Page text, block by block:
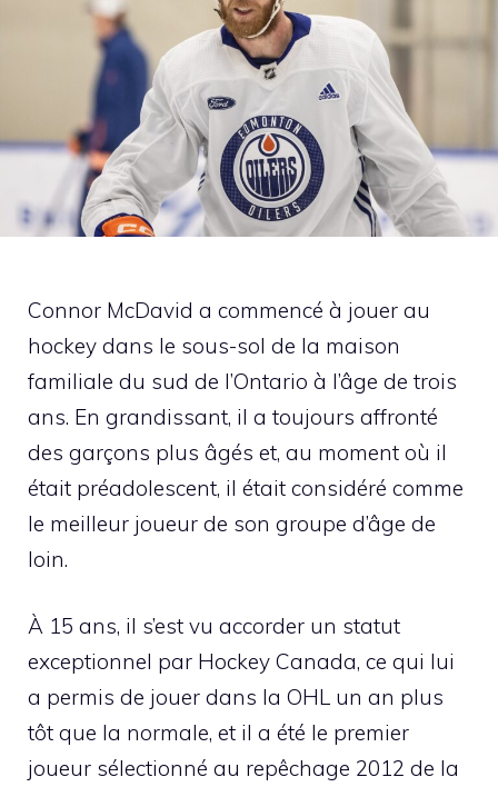
Connor McDavid a commencé à jouer au
hockey dans le sous-sol de la maison
familiale du sud de l’Ontario à l’âge de trois
ans. En grandissant, il a toujours affronté
des garçons plus âgés et, au moment où il
était préadolescent, il était considéré comme
le meilleur joueur de son groupe d’âge de
loin.
À 15 ans, il s’est vu accorder un statut
exceptionnel par Hockey Canada, ce qui lui
a permis de jouer dans la OHL un an plus
tôt que la normale, et il a été le premier
joueur sélectionné au repêchage 2012 de la